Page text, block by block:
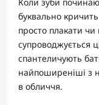
Коли зуби
буквально
просто плакати
супроводжується
спантеличують
найпоширеніші з
в обличчя.